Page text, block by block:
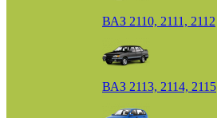
ВАЗ 2110, 2111, 2112
ВАЗ 2113, 2114, 2115